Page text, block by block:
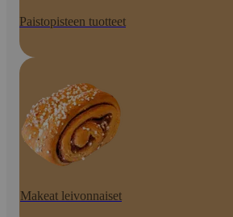
Paistopisteen tuotteet
Makeat leivonnaiset